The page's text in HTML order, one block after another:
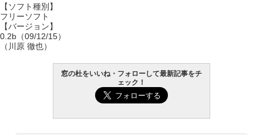
【ソフト種別】
フリーソフト
【バージョン】
0.2b（09/12/15）
（川原 徹也）
窓の杜をいいね・フォローして最新記事をチ
ェック！